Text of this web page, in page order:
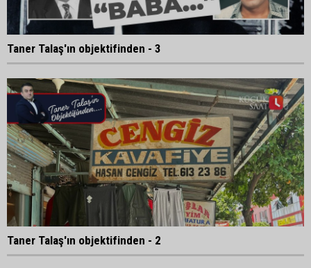
Taner Talaş'ın objektifinden - 3
Taner Talaş'ın objektifinden - 2